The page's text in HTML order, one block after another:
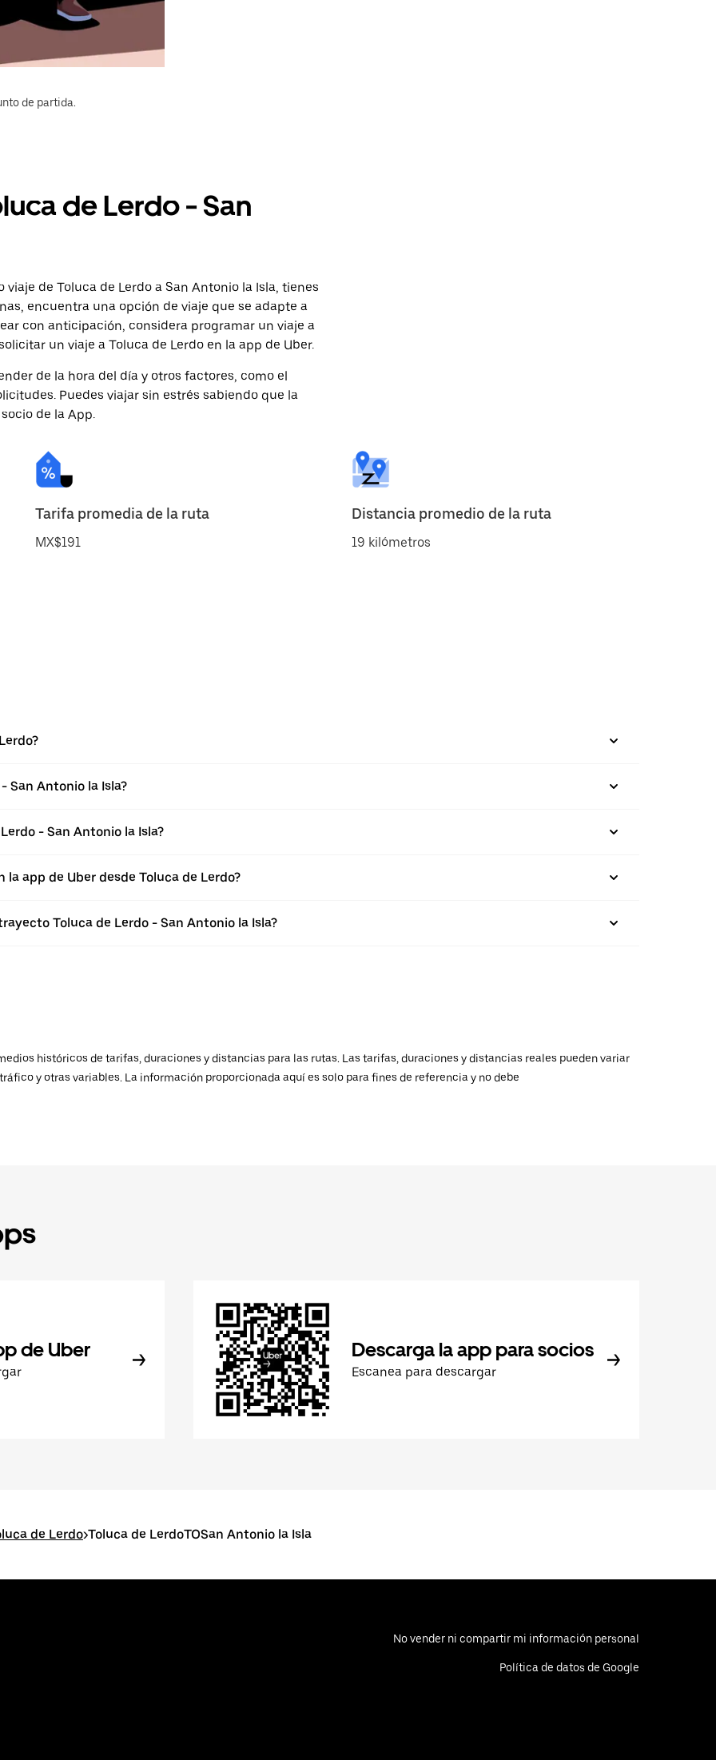
de partida.
de Lerdo - San
de Toluca de Lerdo a San Antonio la Isla, tienes
encuentra una opción de viaje que se adapte a
con anticipación, considera programar un viaje a
un viaje a Toluca de Lerdo en la app de Uber.
de la hora del día y otros factores, como el
Puedes viajar sin estrés sabiendo que la
de la App.
Tarifa promedia de la ruta
MX$191
Distancia promedio de la ruta
19 kilómetros
San Antonio la Isla?
- San Antonio la Isla?
app de Uber desde Toluca de Lerdo?
Toluca de Lerdo - San Antonio la Isla?
históricos de tarifas, duraciones y distancias para las rutas. Las tarifas, duraciones y distancias reales pueden variar
y otras variables. La información proporcionada aquí es solo para fines de referencia y no debe
de Uber Descarga la app para socios
Escanea para descargar
de Lerdo>Toluca de LerdoTOSan Antonio la Isla
No vender ni compartir mi información personal
Política de datos de Google